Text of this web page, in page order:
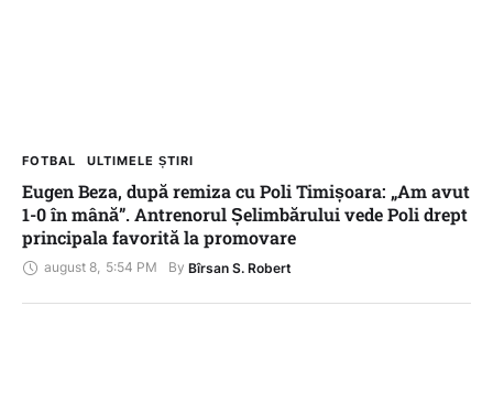
FOTBAL ULTIMELE ȘTIRI
Eugen Beza, după remiza cu Poli Timișoara: „Am avut
1-0 în mână”. Antrenorul Șelimbărului vede Poli drept
principala favorită la promovare
august 8, 5:54 PM By Bîrsan S. Robert